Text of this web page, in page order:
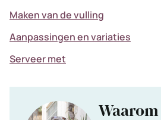
Maken van de vulling
Aanpassingen en variaties
Serveer met